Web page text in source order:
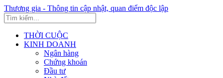
Thương gia - Thông tin cập nhật, quan điểm độc lập
THỜI CUỘC
KINH DOANH
Ngân hàng
Chứng khoán
Đầu tư